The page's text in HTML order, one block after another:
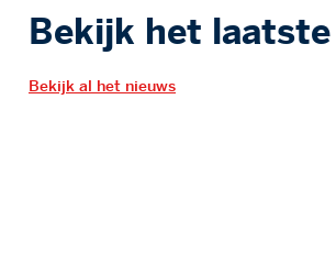
Bekijk het
Bekijk al het nieuws